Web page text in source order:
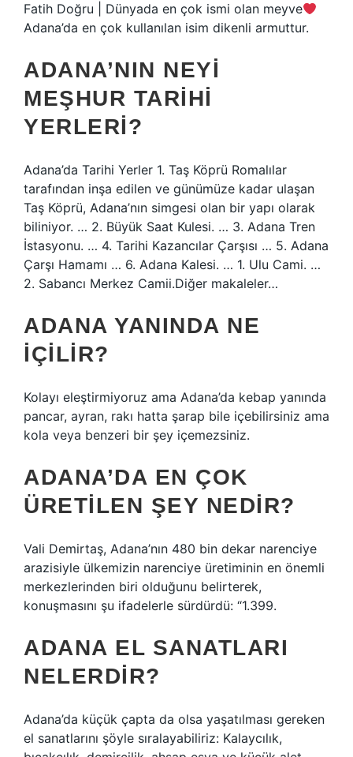
Fatih Doğru | Dünyada en çok ismi olan meyve
Adana’da en çok kullanılan isim dikenli armuttur.
ADANA’NIN NEYI
MEŞHUR TARIHI
YERLERI?
Adana’da Tarihi Yerler 1. Taş Köprü Romalılar
tarafından inşa edilen ve günümüze kadar ulaşan
Taş Köprü, Adana’nın simgesi olan bir yapı olarak
biliniyor. … 2. Büyük Saat Kulesi. … 3. Adana Tren
İstasyonu. … 4. Tarihi Kazancılar Çarşısı … 5. Adana
Çarşı Hamamı … 6. Adana Kalesi. … 1. Ulu Cami. …
2. Sabancı Merkez Camii.Diğer makaleler…
ADANA YANINDA NE
IÇILIR?
Kolayı eleştirmiyoruz ama Adana’da kebap yanında
pancar, ayran, rakı hatta şarap bile içebilirsiniz ama
kola veya benzeri bir şey içemezsiniz.
ADANA’DA EN ÇOK
ÜRETILEN ŞEY NEDIR?
Vali Demirtaş, Adana’nın 480 bin dekar narenciye
arazisiyle ülkemizin narenciye üretiminin en önemli
merkezlerinden biri olduğunu belirterek,
konuşmasını şu ifadelerle sürdürdü: “1.399.
ADANA EL SANATLARI
NELERDIR?
Adana’da küçük çapta da olsa yaşatılması gereken
el sanatlarını şöyle sıralayabiliriz: Kalaycılık,